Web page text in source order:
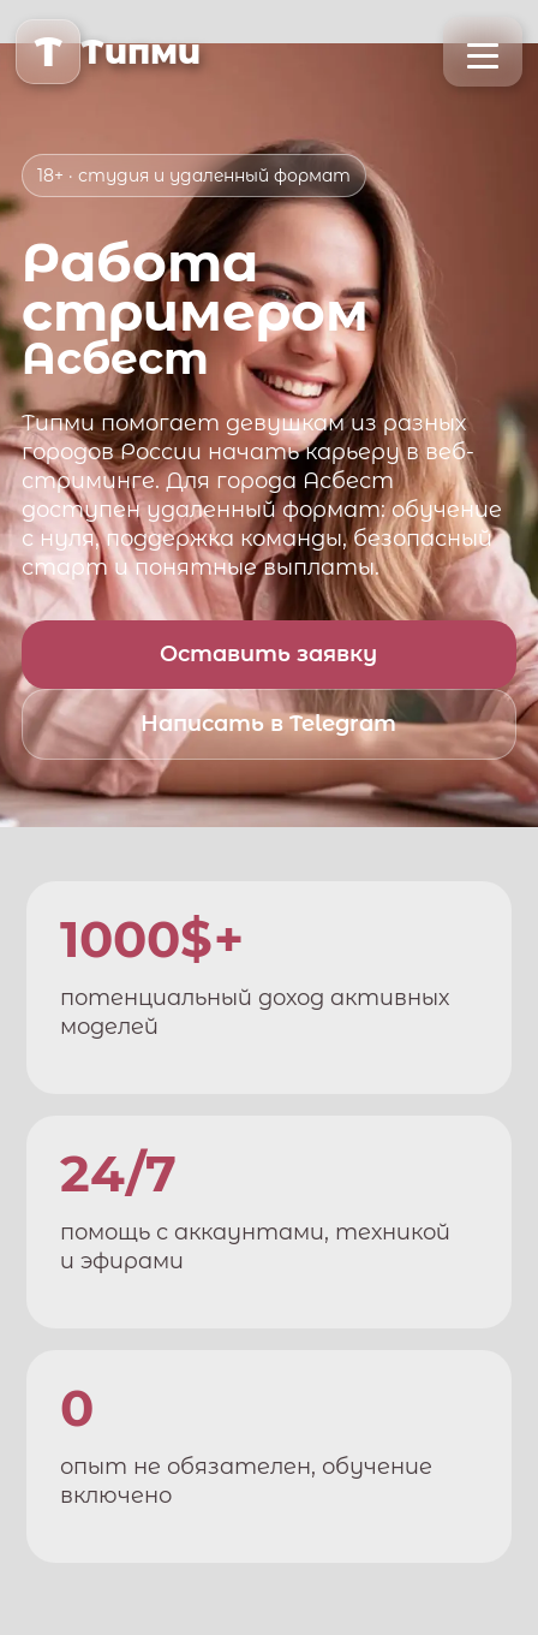
T Типми
18+ · студия и удаленный формат
Работа
стримером
Асбест
Типмипомогает девушкам из разных
городов России начать карьеру в веб-
стриминге. Для города Асбест
доступен удаленный формат: обучение
с нуля, поддержка команды, безопасный
старт и понятные выплаты.
Оставить заявку
Написать в Telegram
1000$+
потенциальный доход активных
моделей
24/7
помощь с аккаунтами, техникой
и эфирами
0
опыт не обязателен, обучение
включено